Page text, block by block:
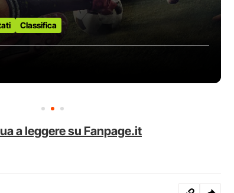
Classifica
a leggere su Fanpage.it